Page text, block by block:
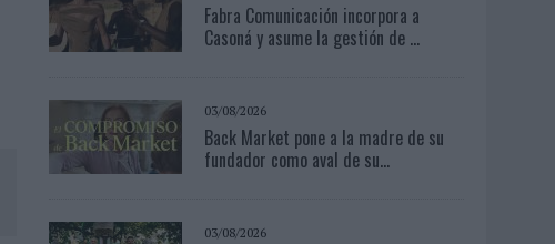
Fabra Comunicación incorpora a
Casoná y asume la gestión de ...
03/08/2026
Back Market pone a la madre de su
fundador como aval de su...
03/08/2026